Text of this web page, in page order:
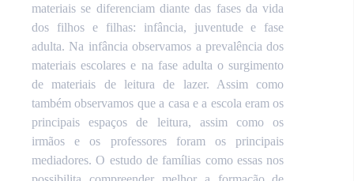
materiais se diferenciam diante das fases da vida
dos filhos e filhas: infância, juventude e fase
adulta. Na infância observamos a prevalência dos
materiais escolares e na fase adulta o surgimento
de materiais de leitura de lazer. Assim como
também observamos que a casa e a escola eram os
principais espaços de leitura, assim como os
irmãos e os professores foram os principais
mediadores.O estudo de famílias como essas nos